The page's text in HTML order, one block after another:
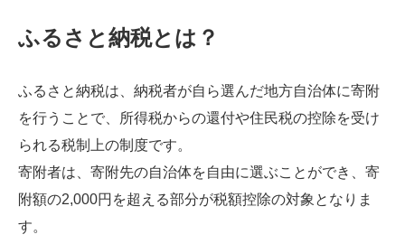
ふるさと納税とは？
ふるさと納税は、納税者が自ら選んだ地方自治体に寄附
を行うことで、所得税からの還付や住民税の控除を受け
られる税制上の制度です。
寄附者は、寄附先の自治体を自由に選ぶことができ、寄
附額の2,000円を超える部分が税額控除の対象となりま
す。